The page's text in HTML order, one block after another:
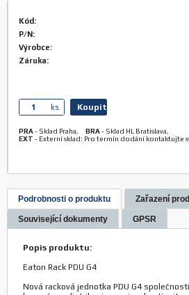
Kód:
P/N:
Výrobce:
Záruka:
ks. Koupit
PRA- Sklad Praha, BRA- Sklad HL Bratislava,
EXT - Externí sklad: Pro termín dodání kontaktujte
Podrobnosti o produktu Zařazení
Související dokumenty GPSR
Popis produktu:
Eaton Rack PDU G4
Nová racková jednotka PDU G4